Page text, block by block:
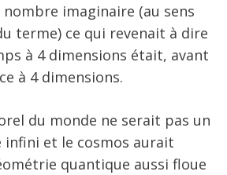
nombre imaginaire (au sens
terme) ce qui revenait à dire
à 4 dimensions était, avant
à 4 dimensions.
du monde ne serait pas un
et le cosmos aurait
quantique aussi floue